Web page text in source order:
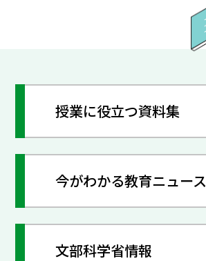
授業に役立つ資料集
今がわかる教育ニュース
文部科学省情報